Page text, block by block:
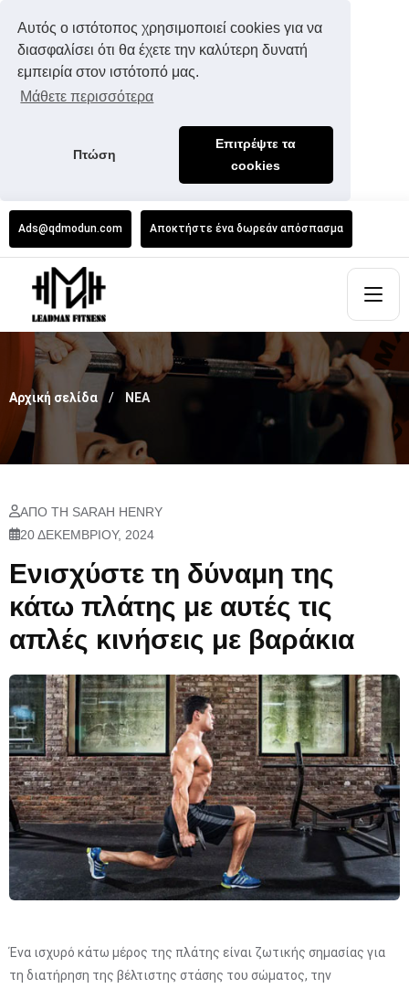
Αυτός ο ιστότοπος χρησιμοποιεί cookies για να
διασφαλίσει ότι θα έχετε την καλύτερη δυνατή
εμπειρία στον ιστότοπό μας.
Μάθετε περισσότερα
Πτώση
Επιτρέψτε τα
cookies
Ads@qdmodun.com Αποκτήστε ένα δωρεάν απόσπασμα
Αρχική σελίδα ΝΕΑ
ΑΠΌ ΤΗ SARAH HENRY
20 ΔΕΚΕΜΒΡΊΟΥ, 2024
Ενισχύστε τη δύναμη της
κάτω πλάτης με αυτές τις
απλές κινήσεις με βαράκια
Ένα ισχυρό κάτω μέρος της πλάτης είναι ζωτικής σημασίας για
τη διατήρηση της βέλτιστης στάσης του σώματος, την